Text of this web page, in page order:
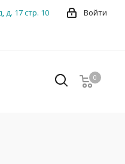
Войти
д. 17 стр. 10
0
0